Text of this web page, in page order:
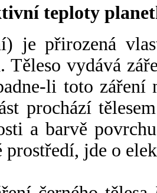
teploty
je přirozená
Těleso vydává
li toto záření
prochází
a barvě
prostředí, jde o